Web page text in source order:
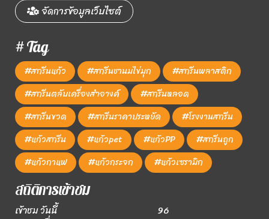
จัดการข้อมูลเว็บไซต์
# Tag
#สกรีนแก้ว #สกรีนชานมไข่มุก
#สกรีนพลาสติก
#สกรีนตลับเครื่องสำอางค์
#สกรีนหลอด
#สกรีนขวด
#สกรีนราคาประหยัด
#โรงงานสกรีน
#แก้วสกรีน
#แก้วpet #แก้วPP
#สกรีนถูก
#แก้วกาแฟ
#แก้วกระจก #แก้วเซรามิก
สถิติการเข้าชม
เข้าชม วันนี้
96